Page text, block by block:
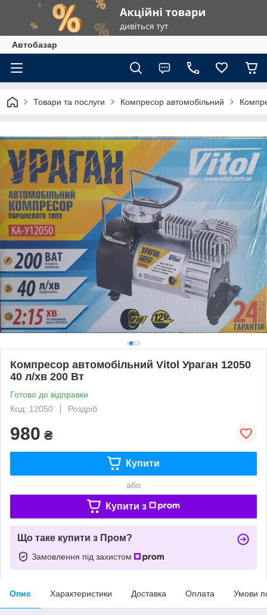
Автобазар
Товари та послуги Компресор автомобільний
Компресор автомобільний Vitol Ураган 12050
40 л/хв 200 Вт
Готово до відправки
Код: 12050
Роздріб
980 ₴
Купити
або
Купити з
Що таке купити з Пром?
Замовлення під захистом
Опис Характеристики Доставка Оплата Умови